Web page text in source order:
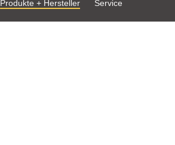
Produkte + Hersteller Service